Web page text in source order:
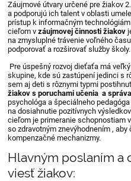
Záujmové útvary určené pre žiakov
a podporujú ich talent v oblasti
prístup k informačným
cieľom vzáujmovej činnosti žiakov
na zmysluplné trávenie voľného
podporovať a rozširovať služby školy.
Pre úspešný rozvoj dieťaťa má
skupine, kde sú zastúpení jedinci s
sem aj deti s rôznymi typmi
žiakov s poruchami učenia a
psychológa a špeciálneho
na dosiahnutie pozitívnych
cieľom je primeranie schopnostiam
so zdravotným znevýhodnením ,
kompenzačné mechanizmy.
Hlavným poslaním a
viesť žiakov: